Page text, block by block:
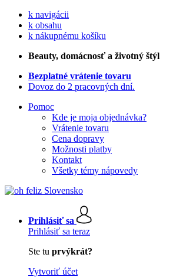
k navigácii
k obsahu
k nákupnému košíku
Beauty, domácnosť a životný štýl
Bezplatné vrátenie tovaru
Dovoz do 2 pracovných dní.
Pomoc
Kde je moja objednávka?
Vrátenie tovaru
Cena dopravy
Možnosti platby
Kontakt
Všetky témy nápovedy
Prihlásiť sa
Prihlásiť sa teraz
Ste tu prvýkrát?
Vytvoriť účet